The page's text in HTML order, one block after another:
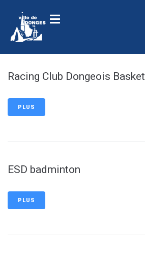
Racing Club Dongeois Basket
PLUS
ESD badminton
PLUS